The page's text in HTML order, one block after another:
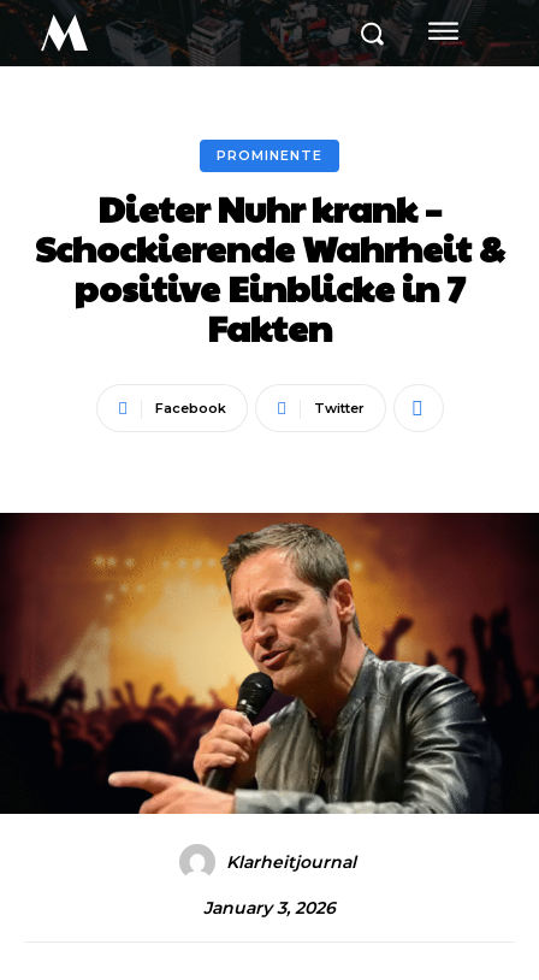
M
PROMINENTE
Dieter Nuhr krank –
Schockierende Wahrheit &
positive Einblicke in 7
Fakten
Facebook Twitter
Klarheitjournal
January 3, 2026